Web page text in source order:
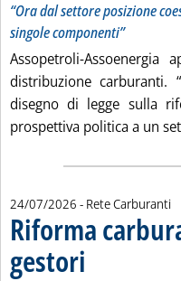
“Ora dal settore posizione
singole componenti”
Assopetroli-
distribuzione carburanti.
disegno di legge sulla
prospettiva politica a un
24/07/2026 - Rete Carburanti
Riforma
gestori . Sottotitolo: “Al